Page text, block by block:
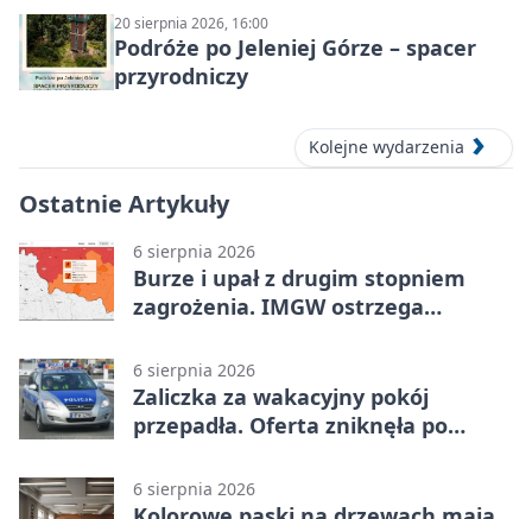
20 sierpnia 2026, 16:00
Podróże po Jeleniej Górze – spacer
przyrodniczy
Kolejne wydarzenia
Ostatnie Artykuły
6 sierpnia 2026
Burze i upał z drugim stopniem
zagrożenia. IMGW ostrzega
6 sierpnia 2026
Zaliczka za wakacyjny pokój
przepadła. Oferta zniknęła po
6 sierpnia 2026